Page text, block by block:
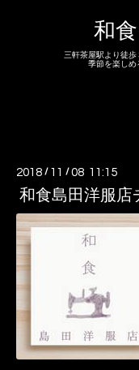
和
三軒茶屋駅より徒
季節を楽しめ
2018 / 11 /08 11:15
和食島田洋服店